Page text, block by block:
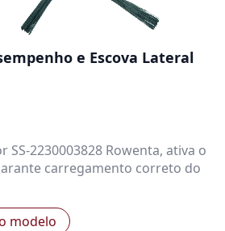
e Escova Lateral
2230003828 Rowenta, ativa o
carregamento correto do
modelo